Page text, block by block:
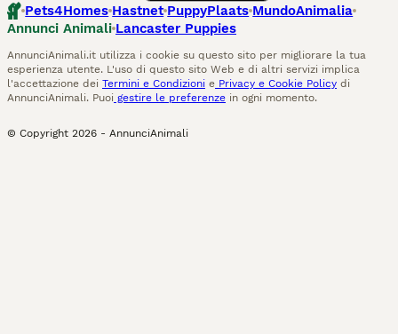
Pets4Homes Hastnet PuppyPlaats MundoAnimalia
Annunci Animali Lancaster Puppies
AnnunciAnimali.it utilizza i cookie su questo sito per migliorare la tua
esperienza utente. L'uso di questo sito Web e di altri servizi implica
l'accettazione dei Termini e Condizioni e Privacy e Cookie Policy di
AnnunciAnimali. Puoi gestire le preferenze in ogni momento.
© Copyright 2026 - AnnunciAnimali